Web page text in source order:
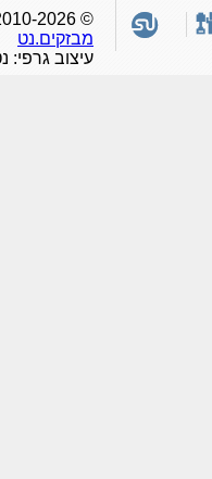
מבזקים.נט
עיצוב גרפי: